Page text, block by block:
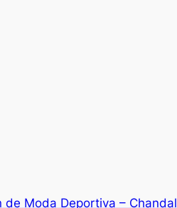
de Moda Deportiva – Chandal